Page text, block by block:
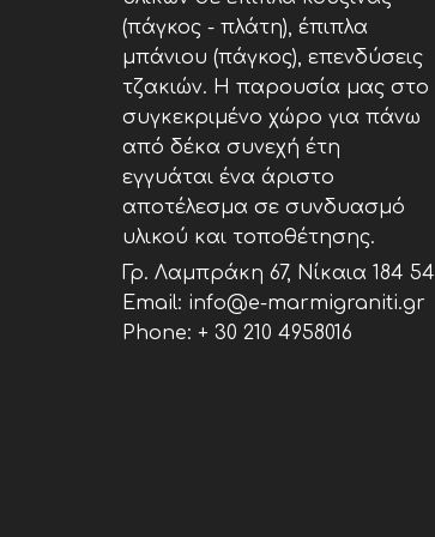
(πάγκος - πλάτη), έπιπλα
μπάνιου (πάγκος), επενδύσεις
τζακιών. Η παρουσία μας στο
συγκεκριμένο χώρο για πάνω
από δέκα συνεχή έτη
εγγυάται ένα άριστο
αποτέλεσμα σε συνδυασμό
υλικού και τοποθέτησης.
Γρ. Λαμπράκη 67, Νίκαια 184 54
Email: info@e-marmigraniti.gr
Phone: + 30 210 4958016